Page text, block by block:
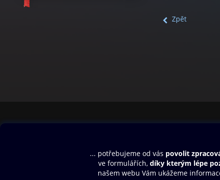
Zpět
Aplikace a hry
SMS/MMS Info
Blog
Dárkový poukaz
Nápověda